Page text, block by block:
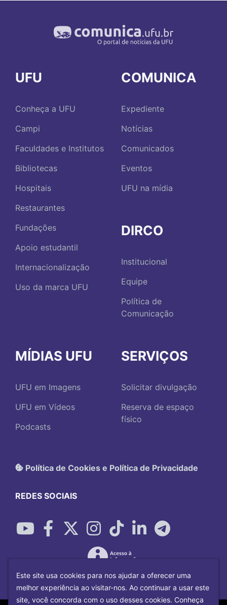
UFU
Conheça a UFU
Campi
Faculdades e Institutos
Bibliotecas
Hospitais
Restaurantes
Fundações
Apoio estudantil
Internacionalização
Uso da marca UFU
COMUNICA
Expediente
Notícias
Comunicados
Eventos
UFU na mídia
DIRCO
Institucional
Equipe
Política de
Comunicação
MÍDIAS UFU
UFU em Imagens
UFU em Vídeos
Podcasts
SERVIÇOS
Solicitar divulgação
Reserva de espaço
físico
Política de Cookies e Política de Privacidade
REDES SOCIAIS
Este site usa cookies para nos ajudar a oferecer uma
melhor experiência ao visitar-nos. Ao continuar a usar este
site, você concorda com o uso desses cookies. Conheça